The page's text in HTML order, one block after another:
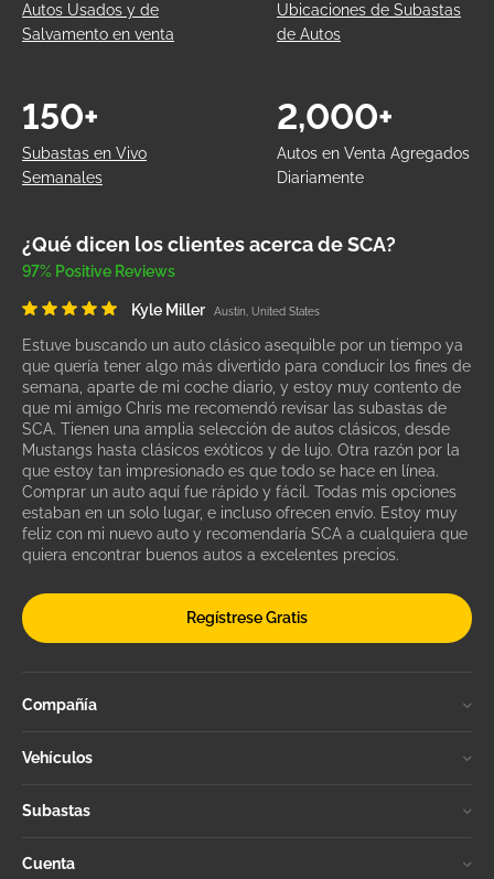
Autos Usados y de
Salvamento en venta
Ubicaciones de Subastas
de Autos
Subastas en Vivo
Semanales
150+
Autos en Venta Agregados
Diariamente
2,000+
¿Qué dicen los clientes acerca de SCA?
97% Positive Reviews
Kyle Miller Austin, United States
Estuve buscando un auto clásico asequible por un tiempo ya
que quería tener algo más divertido para conducir los fines de
semana, aparte de mi coche diario, y estoy muy contento de
que mi amigo Chris me recomendó revisar las subastas de
SCA. Tienen una amplia selección de autos clásicos, desde
Mustangs hasta clásicos exóticos y de lujo. Otra razón por la
que estoy tan impresionado es que todo se hace en línea.
Comprar un auto aquí fue rápido y fácil. Todas mis opciones
estaban en un solo lugar, e incluso ofrecen envío. Estoy muy
feliz con mi nuevo auto y recomendaría SCA a cualquiera que
quiera encontrar buenos autos a excelentes precios.
Regístrese Gratis
Compañía
Vehículos
Subastas
Cuenta